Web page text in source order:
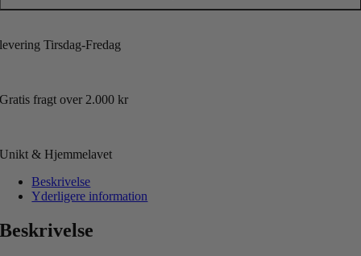
levering Tirsdag-Fredag
Gratis fragt over 2.000 kr
Unikt & Hjemmelavet
Beskrivelse
Yderligere information
Beskrivelse